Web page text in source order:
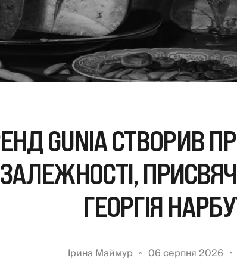
GUNIA СТВОРИВ
ГЕОРГІЯ
Ірина Маймур 06 серпня 2026